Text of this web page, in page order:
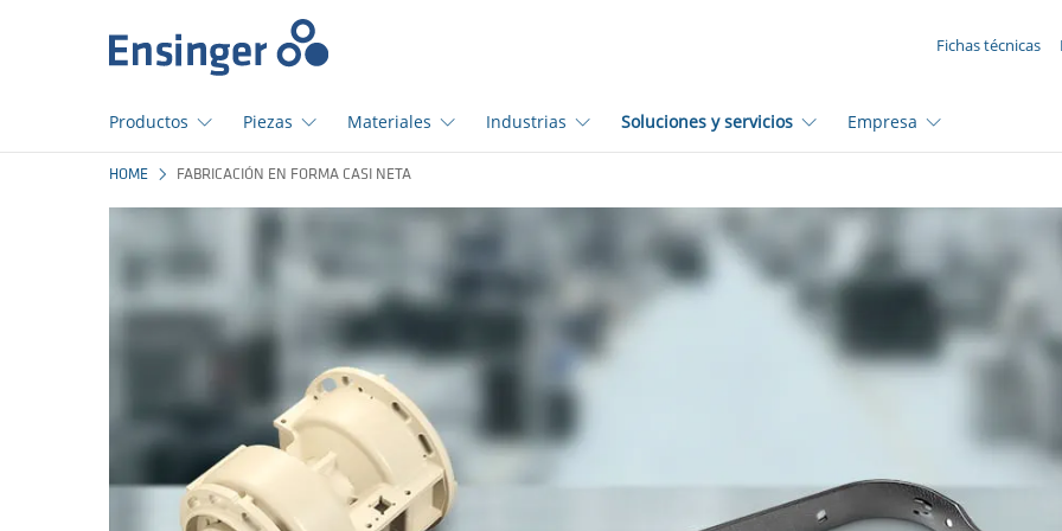
Fichas técnicas
Productos Piezas Materiales Industrias Soluciones y servicios Empresa
HOME FABRICACIÓN EN FORMA CASI NETA